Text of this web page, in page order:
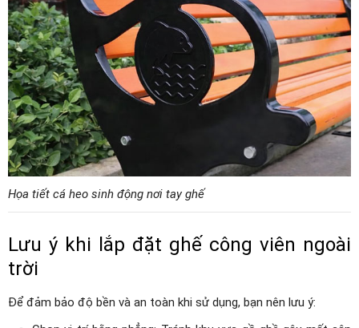
Họa tiết cá heo sinh động nơi tay ghế
Lưu ý khi lắp đặt ghế công viên ngoài
trời
Để đảm bảo độ bền và an toàn khi sử dụng, bạn nên lưu ý: